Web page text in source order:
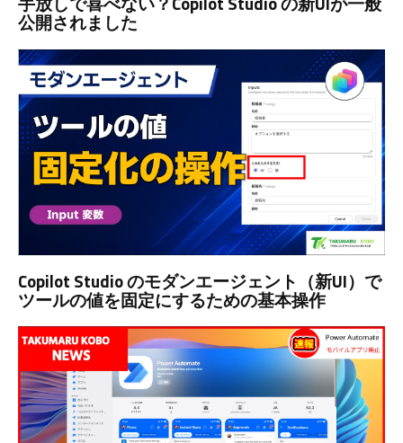
公開されました
Copilot Studio のモダンエージェント（新UI）で
ツールの値を固定にするための基本操作